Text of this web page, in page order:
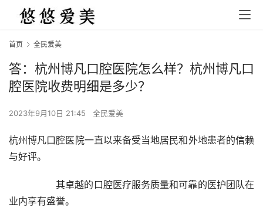
首页 全民爱美
答：杭州博凡口腔医院怎么样？杭州博凡口
腔医院收费明细是多少？
2023年9月10日 21:45 全民爱美
杭州博凡口腔医院一直以来备受当地居民和外地患者的信赖
与好评。
		其卓越的口腔医疗服务质量和可靠的医护团队在
业内享有盛誉。